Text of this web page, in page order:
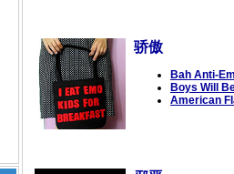
骄傲
Bah Anti-
Boys Will
American